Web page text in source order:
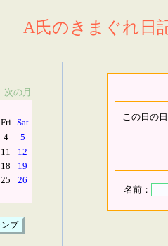
A氏のきまぐれ日
次の月
Fri Sat
4
5
11
12
18
19
25
26
この日の
名前：